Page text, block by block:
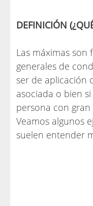
DEFINICIÓN
Las máximas son
generales de
ser de aplicación
asociada o bien
persona con
Veamos algunos
suelen entender